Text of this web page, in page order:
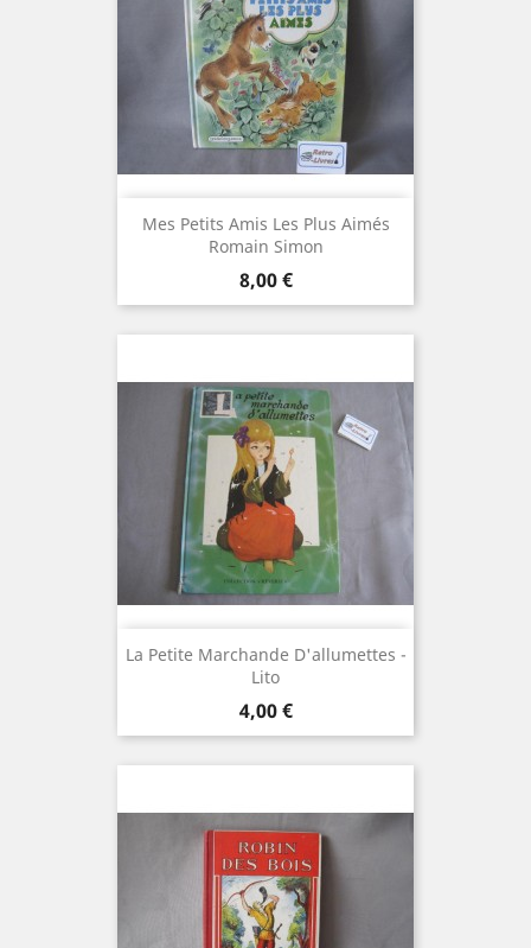
Mes Petits Amis Les Plus Aimés
Romain Simon
Prix
8,00 €
La Petite Marchande D'allumettes -
Lito
Prix
4,00 €